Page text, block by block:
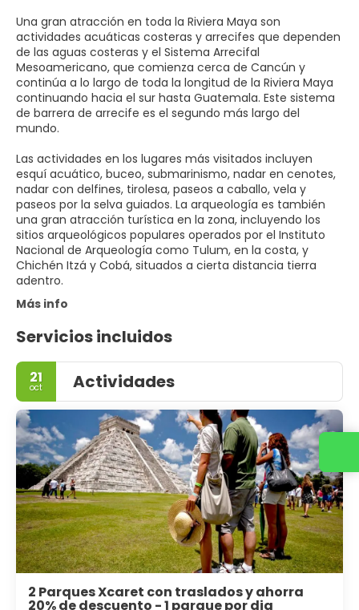
Una gran atracción en toda la Riviera Maya son
actividades acuáticas costeras y arrecifes que dependen
de las aguas costeras y el Sistema Arrecifal
Mesoamericano, que comienza cerca de Cancún y
continúa a lo largo de toda la longitud de la Riviera Maya
continuando hacia el sur hasta Guatemala. Este sistema
de barrera de arrecife es el segundo más largo del
mundo.
Las actividades en los lugares más visitados incluyen
esquí acuático, buceo, submarinismo, nadar en cenotes,
nadar con delfines, tirolesa, paseos a caballo, vela y
paseos por la selva guiados. La arqueología es también
una gran atracción turística en la zona, incluyendo los
sitios arqueológicos populares operados por el Instituto
Nacional de Arqueología como Tulum, en la costa, y
Chichén Itzá y Cobá, situados a cierta distancia tierra
adentro.
Más info
Servicios incluidos
21
oct Actividades
2 Parques Xcaret con traslados y ahorra
20% de descuento - 1 parque por dia